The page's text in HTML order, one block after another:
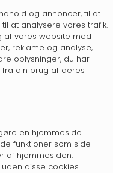
og annoncer, til at
at analysere vores trafik.
af vores website med
reklame og analyse,
oplysninger, du har
din brug af deres
en hjemmeside
funktioner som side-
af hjemmesiden.
disse cookies.